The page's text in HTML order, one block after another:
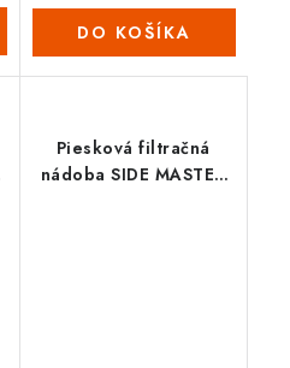
DO KOŠÍKA
Piesková filtračná
nádoba SIDE MASTER